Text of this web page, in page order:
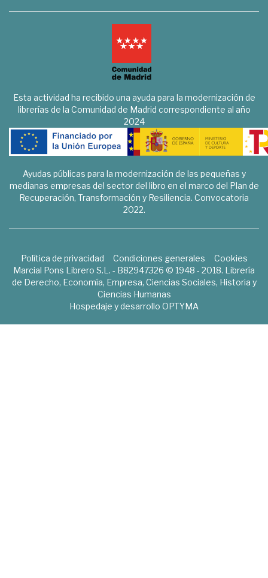
Esta actividad ha recibido una ayuda para la modernización de
librerías de la Comunidad de Madrid correspondiente al año
2024
Ayudas públicas para la modernización de las pequeñas y
medianas empresas del sector del libro en el marco del Plan de
Recuperación, Transformación y Resiliencia. Convocatoria
2022.
Política de privacidad Condiciones generales
Cookies
Marcial Pons Librero S.L. - B82947326 © 1948 - 2018. Librería
de Derecho, Economía, Empresa, Ciencias Sociales, Historia y
Ciencias Humanas
Hospedaje y desarrollo OPTYMA